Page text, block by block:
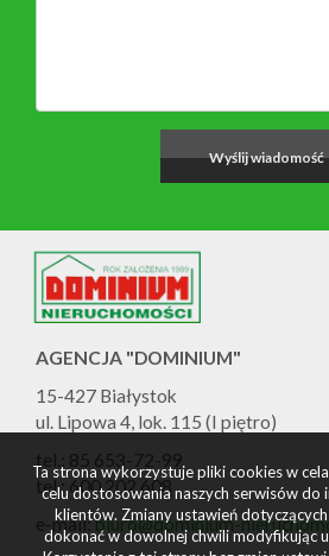
AGENCJA "DOMINIUM"
15-427 Białystok
ul. Lipowa 4, lok. 115 (I piętro)
tel.: 85 653-72-99
tel.: 600 202 608
e-mail:biuro@dominium-
Ta strona wykorzystuje pliki cookies w
celu dostosowania naszych serwisów
klientów. Zmiany ustawień
dokonać w dowolnej chwili modyfikując